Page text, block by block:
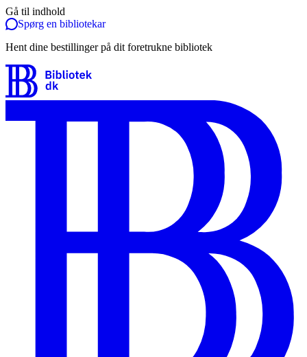
Gå til indhold
Spørg en bibliotekar
Hent dine bestillinger på dit foretrukne bibliotek